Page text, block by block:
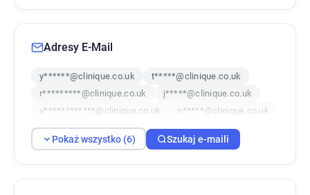
Adresy E-Mail
y******@clinique.co.uk
t*****@clinique.co.uk
r*********@clinique.co.uk
j*****@clinique.co.uk
v************@clinique.co.uk
n*****@clinique.co.uk
Pokaż wszystko (6) Szukaj e-maili